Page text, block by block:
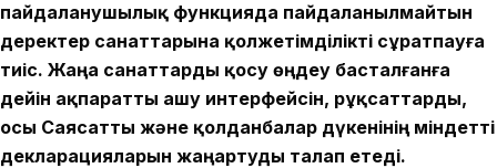
пайдаланушылық функцияда пайдаланылмайтын
деректер санаттарына қолжетімділікті сұратпауға
тиіс. Жаңа санаттарды қосу өңдеу басталғанға
дейін ақпаратты ашу интерфейсін, рұқсаттарды,
осы Саясатты және қолданбалар дүкенінің міндетті
декларацияларын жаңартуды талап етеді.